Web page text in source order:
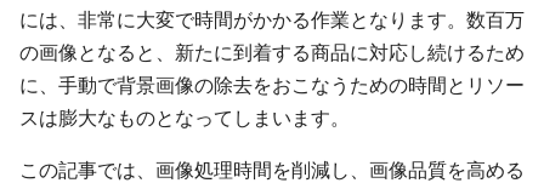
には、非常に大変で時間がかかる作業となります。数百万
の画像となると、新たに到着する商品に対応し続けるため
に、手動で背景画像の除去をおこなうための時間とリソー
スは膨大なものとなってしまいます。
この記事では、画像処理時間を削減し、画像品質を高める